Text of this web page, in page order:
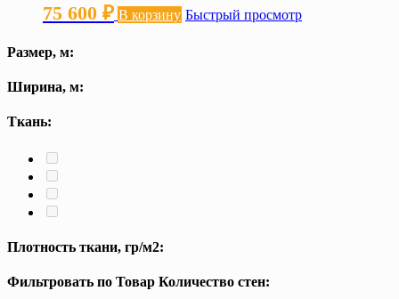
75 600 ₽ В корзину Быстрый просмотр
Размер, м:
Ширина, м:
Ткань:
Плотность ткани, гр/м2:
Фильтровать по Товар Количество стен: